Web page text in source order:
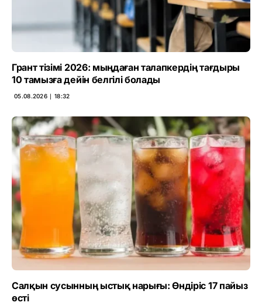
Грант тізімі 2026: мыңдаған талапкердің тағдыры
10 тамызға дейін белгілі болады
05.08.2026 ∣ 18:32
Салқын сусынның ыстық нарығы: Өндіріс 17 пайыз
өсті